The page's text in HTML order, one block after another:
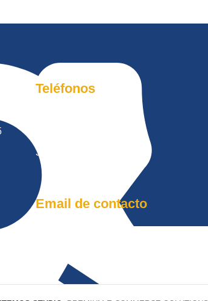
Teléfonos
316 0106132
Email de contacto